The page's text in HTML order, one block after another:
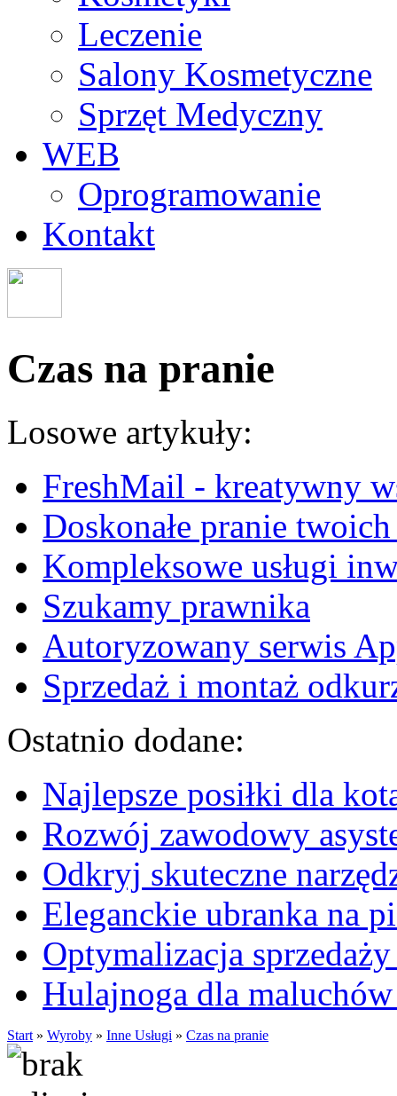
Leczenie
Salony Kosmetyczne
Sprzęt Medyczny
WEB
Oprogramowanie
Kontakt
Czas na pranie
Losowe artykuły:
FreshMail - kreatywny
Doskonałe pranie
Kompleksowe usługi
Szukamy prawnika
Autoryzowany serwis
Sprzedaż i montaż
Ostatnio dodane:
Najlepsze posiłki dla
Rozwój zawodowy
Odkryj skuteczne
Eleganckie ubranka na
Optymalizacja
Hulajnoga dla maluchów
Start » Wyroby » Inne Usługi » Czas na pranie